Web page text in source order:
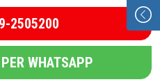
2505200
WHATSAPP